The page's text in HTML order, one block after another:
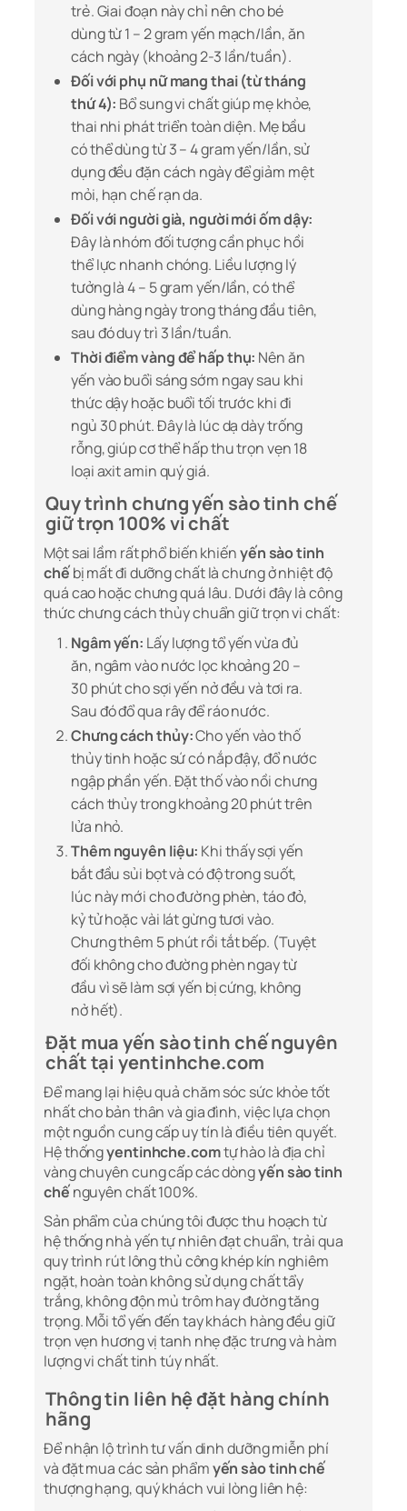
trẻ. Giai đoạn này chỉ nên cho bé
dùng từ 1 – 2 gram yến mạch/lần, ăn
cách ngày (khoảng 2-3 lần/tuần).
Đối với phụ nữ mang thai (từ tháng
thứ 4): Bổ sung vi chất giúp mẹ khỏe,
thai nhi phát triển toàn diện. Mẹ bầu
có thể dùng từ 3 – 4 gram yến/lần, sử
dụng đều đặn cách ngày để giảm mệt
mỏi, hạn chế rạn da.
Đối với người già, người mới ốm dậy:
Đây là nhóm đối tượng cần phục hồi
thể lực nhanh chóng. Liều lượng lý
tưởng là 4 – 5 gram yến/lần, có thể
dùng hàng ngày trong tháng đầu tiên,
sau đó duy trì 3 lần/tuần.
Thời điểm vàng để hấp thụ: Nên ăn
yến vào buổi sáng sớm ngay sau khi
thức dậy hoặc buổi tối trước khi đi
ngủ 30 phút. Đây là lúc dạ dày trống
rỗng, giúp cơ thể hấp thu trọn vẹn 18
loại axit amin quý giá.
Quy trình chưng yến sào tinh chế
giữ trọn 100% vi chất
Một sai lầm rất phổ biến khiếnyến sào tinh
chếbị mất đi dưỡng chất là chưng ở nhiệt độ
quá cao hoặc chưng quá lâu. Dưới đây là công
thức chưng cách thủy chuẩn giữ trọn vi chất:
Ngâm yến: Lấy lượng tổ yến vừa đủ
ăn, ngâm vào nước lọc khoảng 20 –
30 phút cho sợi yến nở đều và tơi ra.
Sau đó đổ qua rây để ráo nước.
Chưng cách thủy:Cho yến vào thố
thủy tinh hoặc sứ có nắp đậy, đổ nước
ngập phần yến. Đặt thố vào nồi chưng
cách thủy trong khoảng 20 phút trên
lửa nhỏ.
Thêm nguyên liệu: Khi thấy sợi yến
bắt đầu sủi bọt và có độ trong suốt,
lúc này mới cho đường phèn, táo đỏ,
kỷ tử hoặc vài lát gừng tươi vào.
Chưng thêm 5 phút rồi tắt bếp. (Tuyệt
đối không cho đường phèn ngay từ
đầu vì sẽ làm sợi yến bị cứng, không
nở hết).
Đặt mua yến sào tinh chế nguyên
chất tại yentinhche.com
Để mang lại hiệu quả chăm sóc sức khỏe tốt
nhất cho bản thân và gia đình, việc lựa chọn
một nguồn cung cấp uy tín là điều tiên quyết.
Hệ thốngyentinhche.comtự hào là địa chỉ
vàng chuyên cung cấp các dòngyến sào tinh
chếnguyên chất 100%.
Sản phẩm của chúng tôi được thu hoạch từ
hệ thống nhà yến tự nhiên đạt chuẩn, trải qua
quy trình rút lông thủ công khép kín nghiêm
ngặt, hoàn toàn không sử dụng chất tẩy
trắng, không độn mủ trôm hay đường tăng
trọng. Mỗi tổ yến đến tay khách hàng đều giữ
trọn vẹn hương vị tanh nhẹ đặc trưng và hàm
lượng vi chất tinh túy nhất.
Thông tin liên hệ đặt hàng chính
hãng
Để nhận lộ trình tư vấn dinh dưỡng miễn phí
và đặt mua các sản phẩmyến sào tinh chế
thượng hạng, quý khách vui lòng liên hệ: